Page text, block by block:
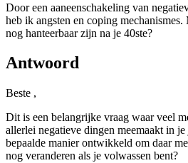
Door een aaneenschakeling van
heb ik angsten en coping
nog hanteerbaar zijn na je 40ste?
Antwoord
Beste ,
Dit is een belangrijke vraag waar veel
allerlei negatieve dingen meemaakt in je
bepaalde manier ontwikkeld om daar
nog veranderen als je volwassen bent?